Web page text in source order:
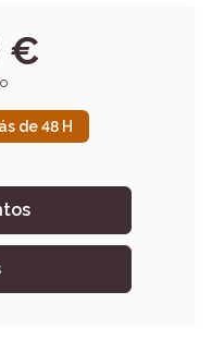
€
de 48 H